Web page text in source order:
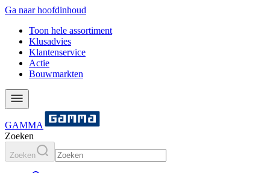
Ga naar hoofdinhoud
Toon hele assortiment
Klusadvies
Klantenservice
Actie
Bouwmarkten
GAMMA
Zoeken
Zoeken